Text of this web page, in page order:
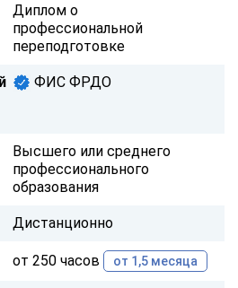
Диплом о
профессиональной
переподготовке
ФИС ФРДО
Высшего или среднего
профессионального
образования
Дистанционно
от 250 часов от 1,5 месяца